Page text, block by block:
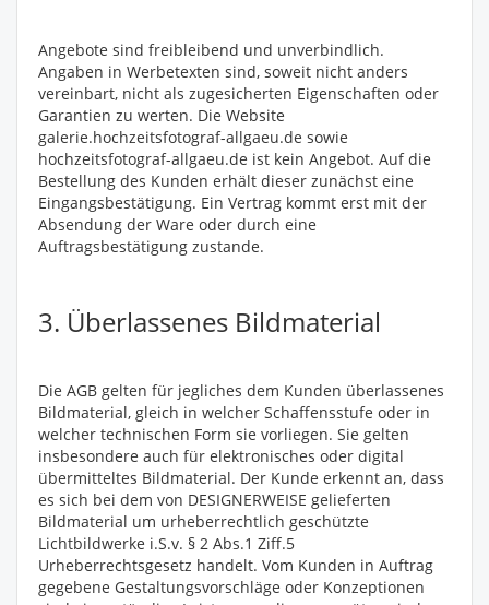
Angebote sind freibleibend und unverbindlich.
Angaben in Werbetexten sind, soweit nicht anders
vereinbart, nicht als zugesicherten Eigenschaften oder
Garantien zu werten. Die Website
galerie.hochzeitsfotograf-allgaeu.de sowie
hochzeitsfotograf-allgaeu.de ist kein Angebot. Auf die
Bestellung des Kunden erhält dieser zunächst eine
Eingangsbestätigung. Ein Vertrag kommt erst mit der
Absendung der Ware oder durch eine
Auftragsbestätigung zustande.
3. Überlassenes Bildmaterial
Die AGB gelten für jegliches dem Kunden überlassenes
Bildmaterial, gleich in welcher Schaffensstufe oder in
welcher technischen Form sie vorliegen. Sie gelten
insbesondere auch für elektronisches oder digital
übermitteltes Bildmaterial. Der Kunde erkennt an, dass
es sich bei dem von DESIGNERWEISE gelieferten
Bildmaterial um urheberrechtlich geschützte
Lichtbildwerke i.S.v. § 2 Abs.1 Ziff.5
Urheberrechtsgesetz handelt. Vom Kunden in Auftrag
gegebene Gestaltungsvorschläge oder Konzeptionen